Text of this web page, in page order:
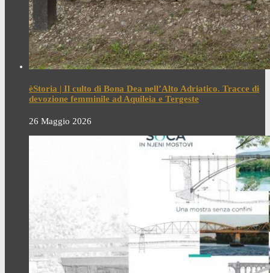
èStoria | Il culto di Bona Dea nell’Alto Adriatico. Tracce di
devozione femminile ad Aquileia e Tergeste
26 Maggio 2026